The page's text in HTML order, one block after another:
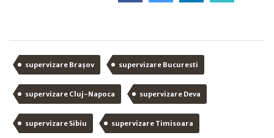
supervizare Brașov supervizare Bucuresti
supervizare Cluj-Napoca supervizare Deva
supervizare Sibiu supervizare Timisoara